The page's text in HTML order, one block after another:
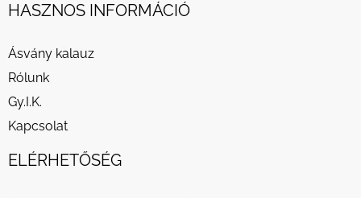
HASZNOS INFORMÁCIÓ
Ásvány kalauz
Rólunk
Gy.I.K.
Kapcsolat
ELÉRHETŐSÉG